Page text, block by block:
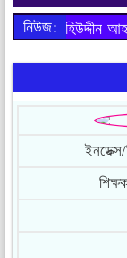
নিউজ:মহিউদ্দীন